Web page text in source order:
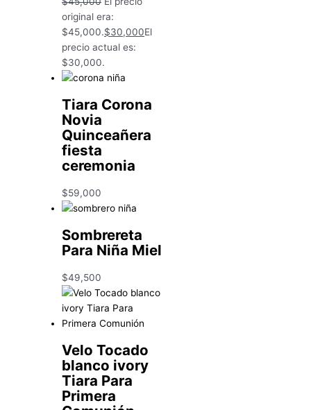
original era:
$45,000.$30,000El
precio actual es:
$30,000.
Tiara Corona
Novia
Quinceañera
fiesta
ceremonia
$59,000
Sombrereta
Para Niña Miel
$49,500
Velo Tocado
blanco ivory
Tiara Para
Primera